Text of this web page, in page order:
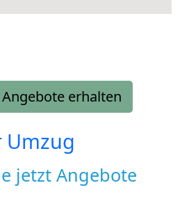
erhalten
Umzug
jetzt Angebote